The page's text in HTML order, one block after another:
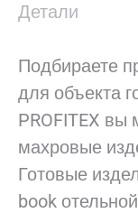
Детали
Подбираете
для объекта
PROFITEX вы
махровые
Готовые
book